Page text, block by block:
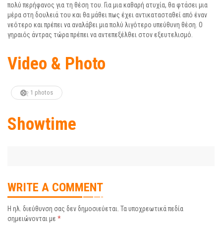
πολύ περήφανος για τη θέση του. Για μια καθαρή ατυχία, θα φτάσει μια
μέρα στη δουλειά του και θα μάθει πως έχει αντικατασταθεί από έναν
νεότερο και πρέπει να αναλάβει μια πολύ λιγότερο υπεύθυνη θέση. Ο
γηραιός άντρας τώρα πρέπει να αντεπεξέλθει στον εξευτελισμό.
Video & Photo
1 photos
Showtime
WRITE A COMMENT
Η ηλ. διεύθυνση σας δεν δημοσιεύεται. Τα υποχρεωτικά πεδία
σημειώνονται με *